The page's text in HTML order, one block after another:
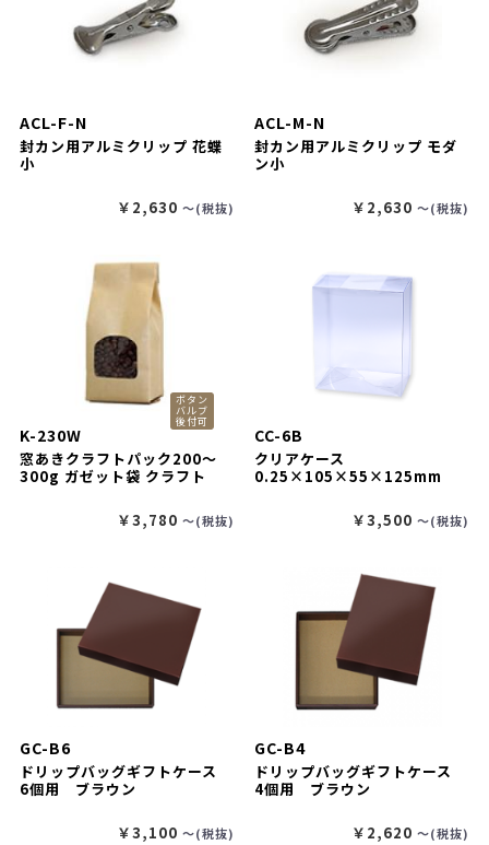
ACL-F-N
封カン用アルミクリップ 花蝶
小
￥2,630 〜(税抜)
ACL-M-N
封カン用アルミクリップ モダ
ン小
￥2,630 〜(税抜)
ボタン
バルブ
後付可
K-230W
窓あきクラフトパック200～
300g ガゼット袋 クラフト
￥3,780 〜(税抜)
CC-6B
クリアケース
0.25×105×55×125mm
￥3,500 〜(税抜)
GC-B6
ドリップバッグギフトケース
6個用 ブラウン
￥3,100 〜(税抜)
GC-B4
ドリップバッグギフトケース
4個用 ブラウン
￥2,620 〜(税抜)